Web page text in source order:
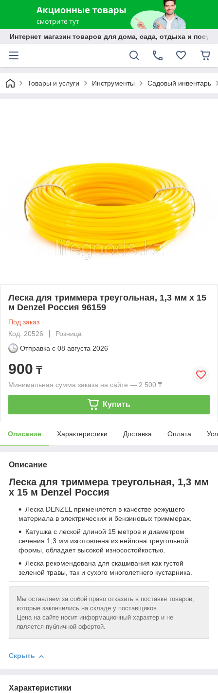
Интернет магазин товаров для дома, сада, отдыха и
Товары и услуги Инструменты Садовый инвентарь
Леска для триммера треугольная, 1,3 мм х 15
м Denzel Россия 96159
Под заказ
Код: 20526
Розница
Отправка с 08 августа 2026
900 ₸
Минимальная сумма заказа на сайте — 2 500 ₸
Купить
Описание Характеристики Доставка Оплата
Описание
Леска для триммера треугольная, 1,3 мм
х 15 м Denzel Россия
Леска DENZEL применяется в качестве режущего
материала в электрических и бензиновых триммерах.
Катушка с леской длиной 15 метров и диаметром
сечения 1,3 мм изготовлена из нейлона треугольной
формы, обладает высокой износостойкостью.
Леска рекомендована для скашивания как густой
зеленой травы, так и сухого многолетнего кустарника.
Мы оставляем за собой право отказать в поставке товаров,
которые закончились на складе у поставщиков.
Цена на сайте носит информационный характер и не
является публичной офертой.
Скрыть
Характеристики